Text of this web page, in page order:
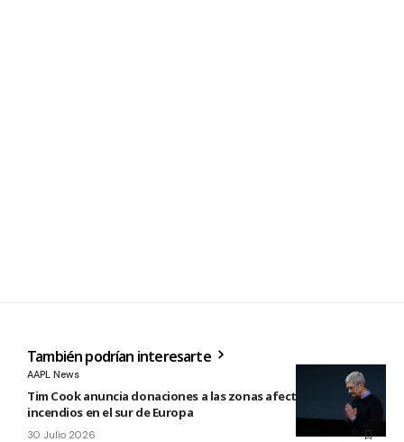
También podrían interesarte
AAPL News
Tim Cook anuncia donaciones a las zonas afectadas por los
incendios en el sur de Europa
30 Julio 2026